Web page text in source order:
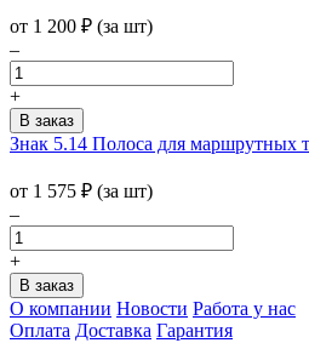
от 1 200 ₽ (за шт)
–
+
Знак 5.14 Полоса для маршрутных
от 1 575 ₽ (за шт)
–
+
О компании Новости Работа у нас
Оплата Доставка Гарантия